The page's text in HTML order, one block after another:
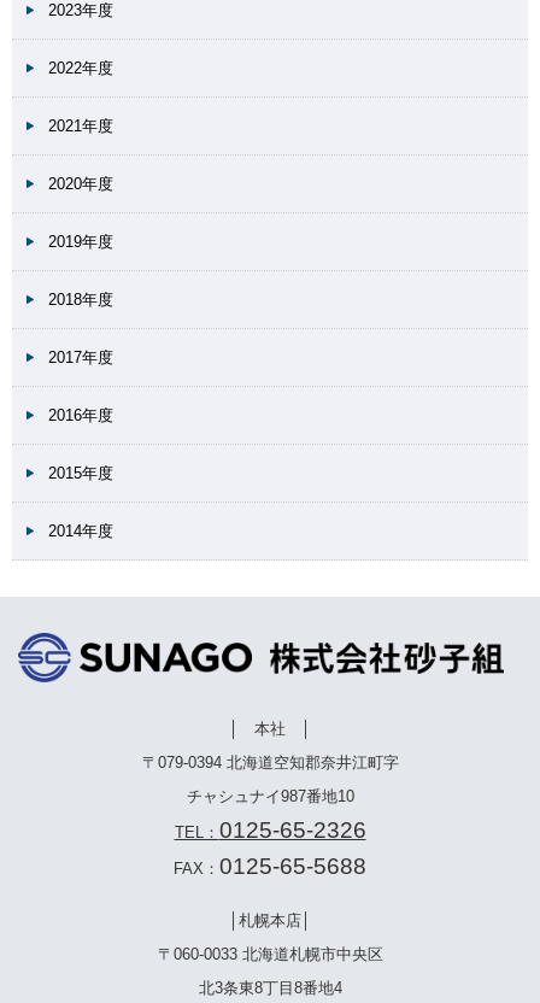
2023年度
2022年度
2021年度
2020年度
2019年度
2018年度
2017年度
2016年度
2015年度
2014年度
│ 本社 │
〒079-0394 北海道空知郡奈井江町字
チャシュナイ987番地10
TEL： 0125-65-2326
FAX： 0125-65-5688
│札幌本店│
〒060-0033 北海道札幌市中央区
北3条東8丁目8番地4